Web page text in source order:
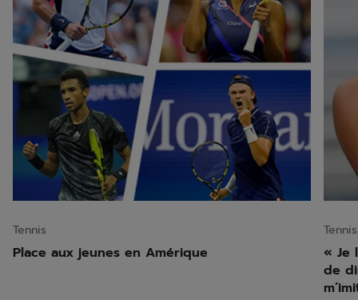
Tennis
Place aux jeunes en Amérique
Tennis
« Je
de